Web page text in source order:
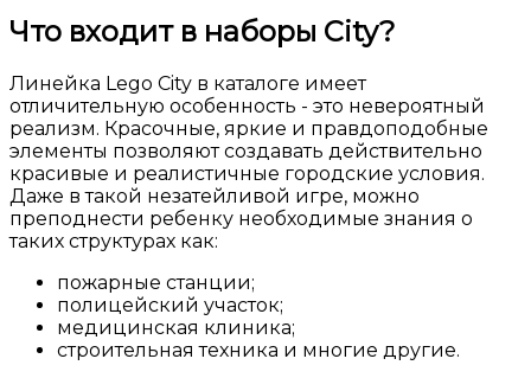
Что входит в наборы City?
Линейка Lego City в каталоге имеет
отличительную особенность - это невероятный
реализм. Красочные, яркие и правдоподобные
элементы позволяют создавать действительно
красивые и реалистичные городские условия.
Даже в такой незатейливой игре, можно
преподнести ребенку необходимые знания о
таких структурах как:
пожарные станции;
полицейский участок;
медицинская клиника;
строительная техника и многие другие.